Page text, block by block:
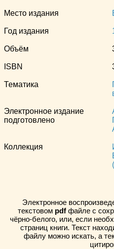
Место издания
Год издания
Объём
ISBN
Тематика
Электронное издание
подготовлено
Коллекция
Электронное
текстовом pdfфайле с
чёрно-белого, или, если
страниц книги. Текст
файлу можно искать, а